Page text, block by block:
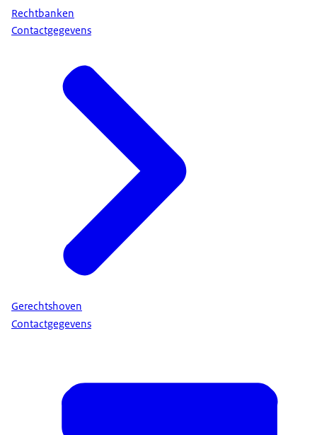
Rechtbanken
Contactgegevens
Gerechtshoven
Contactgegevens